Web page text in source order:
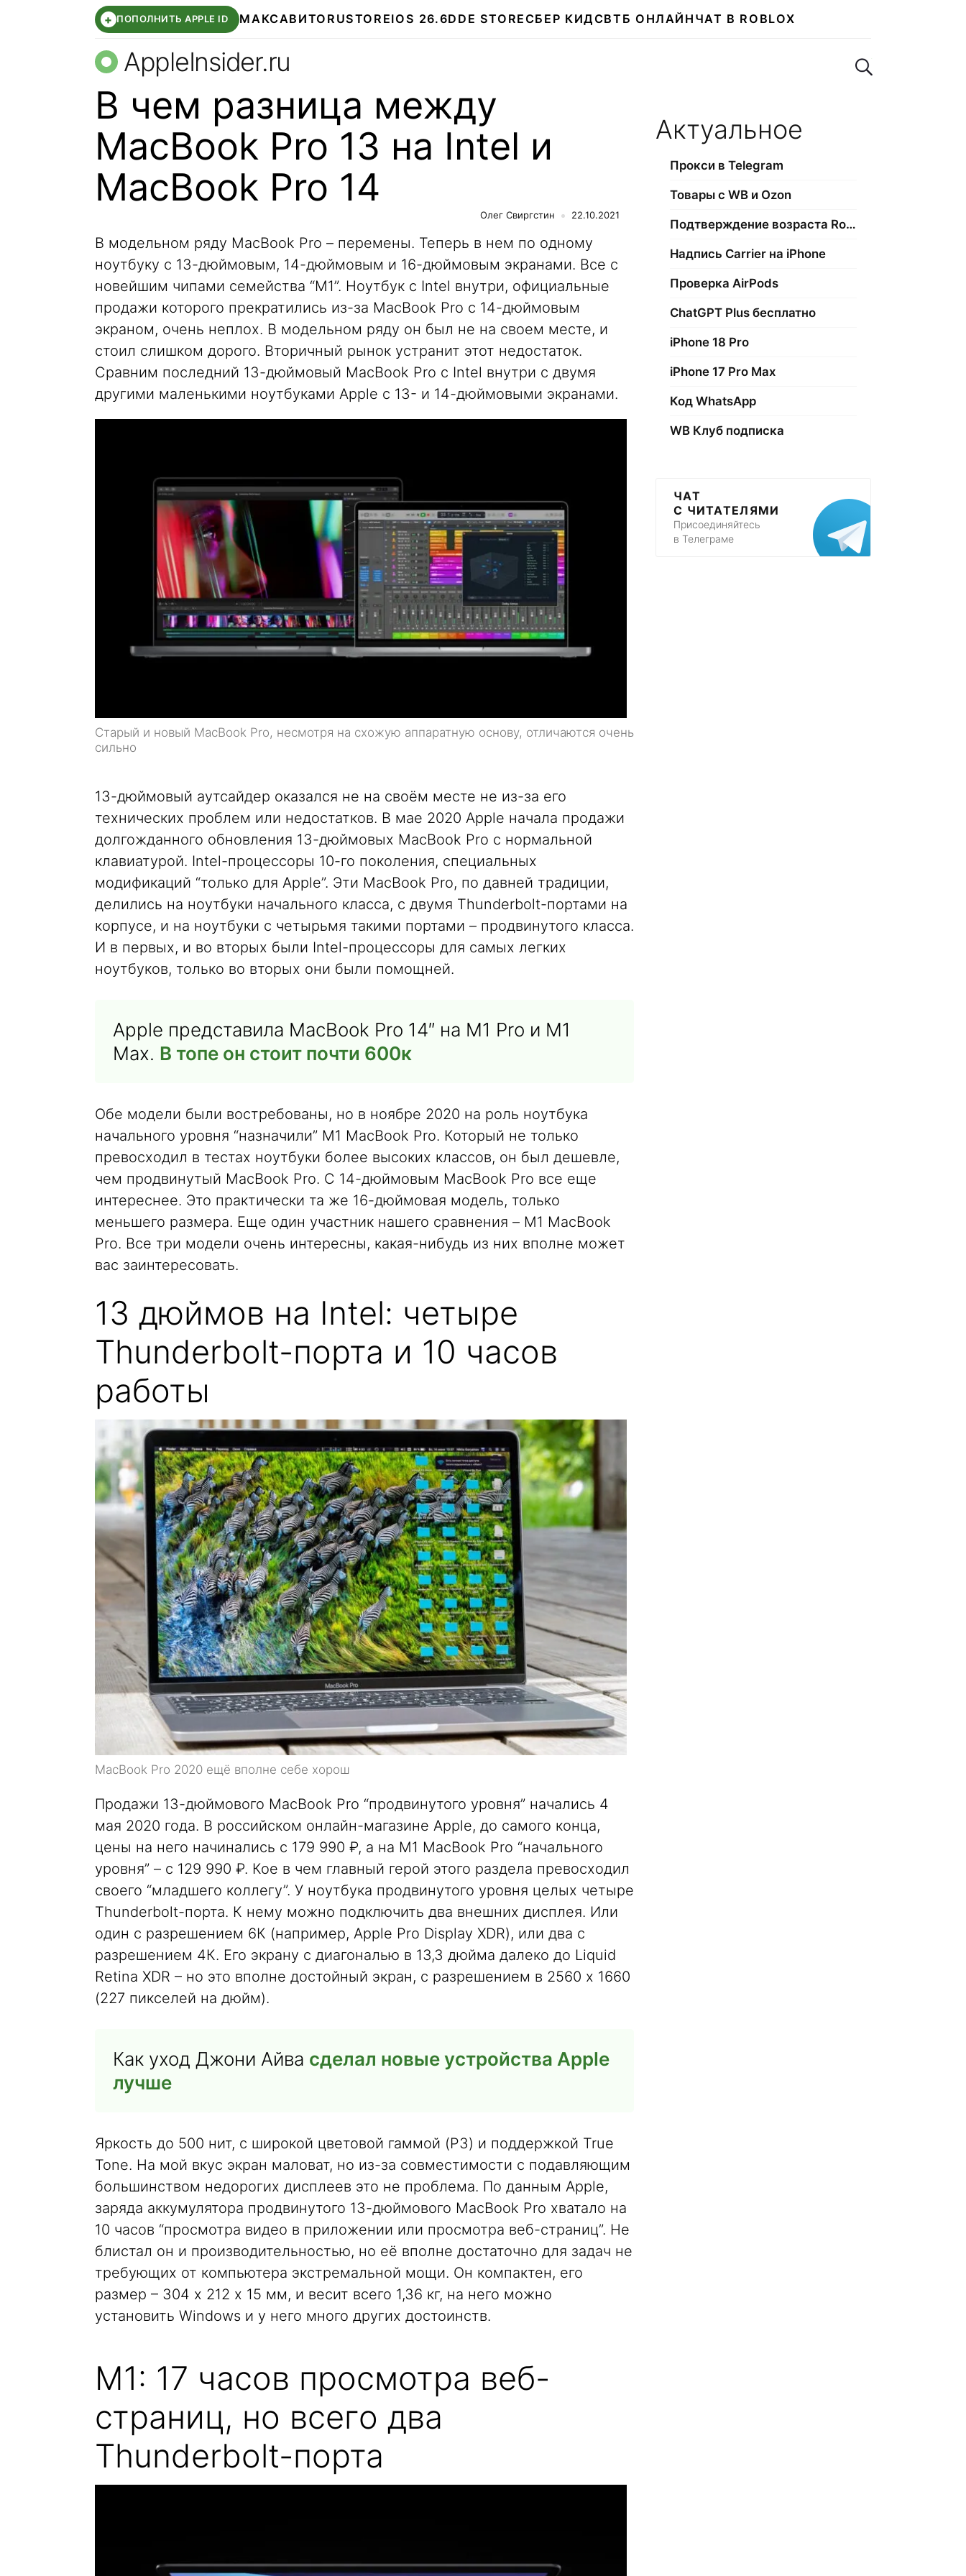
+ ПОПОЛНИТЬ APPLE ID МАКСАВИТО RUSTOREIOS 26.6DDE STORE СБЕР КИДСВТБ ОНЛАЙН ЧАТ В ROBLOX
AppleInsider.ru Поиск по сайту
В чем разница между
MacBook Pro 13 на Intel и
MacBook Pro 14
Олег Свиргстин 22.10.2021
В модельном ряду MacBook Pro – перемены. Теперь в нем по одному
ноутбуку с 13-дюймовым, 14-дюймовым и 16-дюймовым экранами. Все с
новейшим чипами семейства “M1”. Ноутбук с Intel внутри, официальные
продажи которого прекратились из-за MacBook Pro с 14-дюймовым
экраном, очень неплох. В модельном ряду он был не на своем месте, и
стоил слишком дорого. Вторичный рынок устранит этот недостаток.
Сравним последний 13-дюймовый MacBook Pro с Intel внутри с двумя
другими маленькими ноутбуками Apple с 13- и 14-дюймовыми экранами.
Старый и новый MacBook Pro, несмотря на схожую аппаратную основу, отличаются очень
сильно
13-дюймовый аутсайдер оказался не на своём месте не из-за его
технических проблем или недостатков. В мае 2020 Apple начала продажи
долгожданного обновления 13-дюймовых MacBook Pro с нормальной
клавиатурой. Intel-процессоры 10-го поколения, специальных
модификаций “только для Apple”. Эти MacBook Pro, по давней традиции,
делились на ноутбуки начального класса, с двумя Thunderbolt-портами на
корпусе, и на ноутбуки с четырьмя такими портами – продвинутого класса.
И в первых, и во вторых были Intel-процессоры для самых легких
ноутбуков, только во вторых они были помощней.
Apple представила MacBook Pro 14″ на M1 Pro и M1
Max. В топе он стоит почти 600к
Обе модели были востребованы, но в ноябре 2020 на роль ноутбука
начального уровня “назначили” M1 MacBook Pro. Который не только
превосходил в тестах ноутбуки более высоких классов, он был дешевле,
чем продвинутый MacBook Pro. С 14-дюймовым MacBook Pro все еще
интереснее. Это практически та же 16-дюймовая модель, только
меньшего размера. Еще один участник нашего сравнения – M1 MacBook
Pro. Все три модели очень интересны, какая-нибудь из них вполне может
вас заинтересовать.
13 дюймов на Intel: четыре
Thunderbolt-порта и 10 часов
работы
MacBook Pro 2020 ещё вполне себе хорош
Продажи 13-дюймового MacBook Pro “продвинутого уровня” начались 4
мая 2020 года. В российском онлайн-магазине Apple, до самого конца,
цены на него начинались с 179 990 ₽, а на M1 MacBook Pro “начального
уровня” – с 129 990 ₽. Кое в чем главный герой этого раздела превосходил
своего “младшего коллегу”. У ноутбука продвинутого уровня целых четыре
Thunderbolt-порта. К нему можно подключить два внешних дисплея. Или
один с разрешением 6К (например, Apple Pro Display XDR), или два с
разрешением 4К. Его экрану с диагональю в 13,3 дюйма далеко до Liquid
Retina XDR – но это вполне достойный экран, с разрешением в 2560 х 1660
(227 пикселей на дюйм).
Как уход Джони Айва сделал новые устройства Apple
лучше
Яркость до 500 нит, с широкой цветовой гаммой (P3) и поддержкой True
Tone. На мой вкус экран маловат, но из-за совместимости с подавляющим
большинством недорогих дисплеев это не проблема. По данным Apple,
заряда аккумулятора продвинутого 13-дюймового MacBook Pro хватало на
10 часов “просмотра видео в приложении или просмотра веб-страниц”. Не
блистал он и производительностью, но её вполне достаточно для задач не
требующих от компьютера экстремальной мощи. Он компактен, его
размер – 304 х 212 х 15 мм, и весит всего 1,36 кг, на него можно
установить Windows и у него много других достоинств.
M1: 17 часов просмотра веб-
страниц, но всего два
Thunderbolt-порта
Актуальное
Прокси в Telegram
Товары с WB и Ozon
Подтверждение возраста Roblox
Надпись Carrier на iPhone
Проверка AirPods
ChatGPT Plus бесплатно
iPhone 18 Pro
iPhone 17 Pro Max
Код WhatsApp
WB Клуб подписка
ЧАТ
С ЧИТАТЕЛЯМИ
Присоединяйтесь
в Телеграме